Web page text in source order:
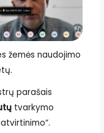
žemės naudojimo
parašais
tvarkymo